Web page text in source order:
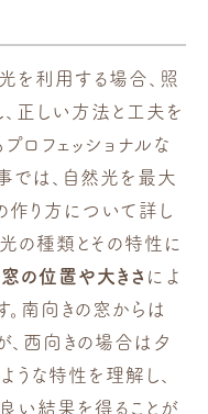
を利用する場合、照
、正しい方法と工夫を
ロフェッショナルな
では、自然光を最大
作り方について詳し
光の種類とその特性に
窓の位置や大きさ によ
。南向きの窓からは
、西向きの場合は夕
うな特性を理解し、
い結果を得ることが